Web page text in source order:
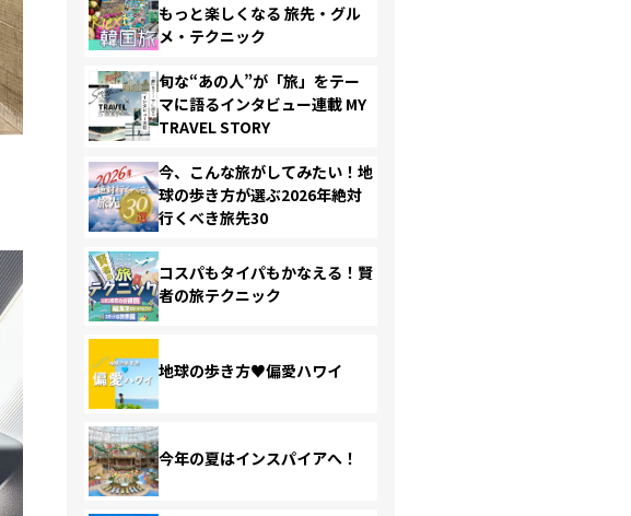
もっと楽しくなる 旅先・グル
メ・テクニック
旬な“あの人”が「旅」をテー
マに語るインタビュー連載 MY
TRAVEL STORY
今、こんな旅がしてみたい！地
球の歩き方が選ぶ2026年絶対
行くべき旅先30
コスパもタイパもかなえる！賢
者の旅テクニック
地球の歩き方♥偏愛ハワイ
今年の夏はインスパイアへ！